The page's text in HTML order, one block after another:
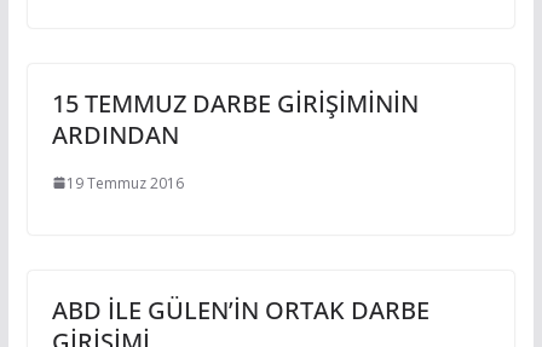
15 TEMMUZ DARBE GİRİŞİMİNİN
ARDINDAN
19 Temmuz 2016
ABD İLE GÜLEN’İN ORTAK DARBE